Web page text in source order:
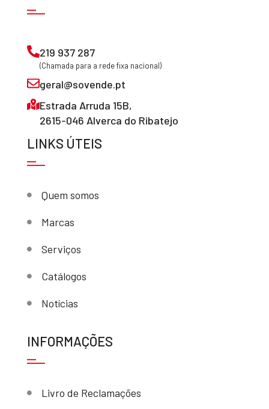
219 937 287
(Chamada para a rede fixa nacional)
geral@sovende.pt
Estrada Arruda 15B,
2615-046 Alverca do Ribatejo
LINKS ÚTEIS
Quem somos
Marcas
Serviços
Catálogos
Notícias
INFORMAÇÕES
Livro de Reclamações